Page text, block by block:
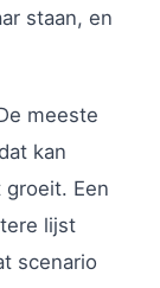
staan, en
meeste
kan
Een
lijst
scenario